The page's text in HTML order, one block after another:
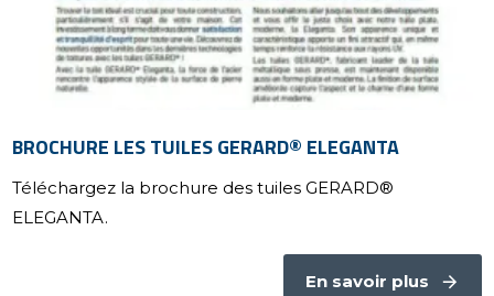
BROCHURE LES TUILES GERARD® ELEGANTA
Téléchargez la brochure des tuiles GERARD®
ELEGANTA.
En savoir plus